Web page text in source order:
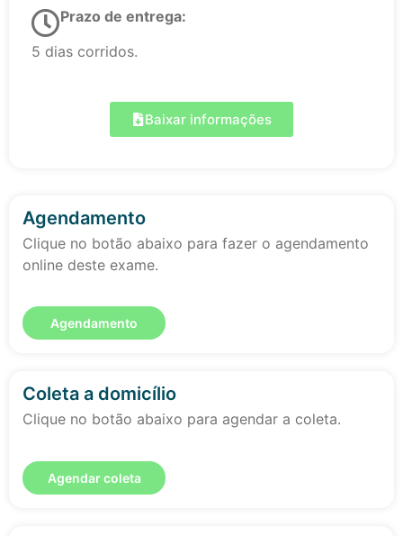
Prazo de entrega:
5 dias corridos.
Baixar informações
Agendamento
Clique no botão abaixo para fazer o agendamento
online deste exame.
Agendamento
Coleta a domicílio
Clique no botão abaixo para agendar a coleta.
Agendar coleta